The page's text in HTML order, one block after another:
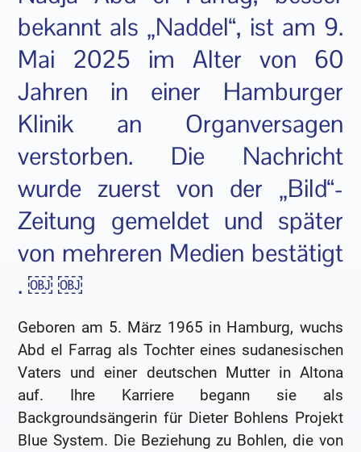
bekannt als „Naddel“, ist am 9.
Mai 2025 im Alter von 60
Jahren in einer Hamburger
Klinik an Organversagen
verstorben. Die Nachricht
wurde zuerst von der „Bild“-
Zeitung gemeldet und später
von mehreren Medien bestätigt
. ￼ ￼
Geboren am 5. März 1965 in Hamburg, wuchs
Abd el Farrag als Tochter eines sudanesischen
Vaters und einer deutschen Mutter in Altona
auf. Ihre Karriere begann sie als
Backgroundsängerin für Dieter Bohlens Projekt
Blue System. Die Beziehung zu Bohlen, die von